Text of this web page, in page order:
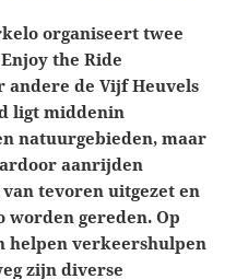
organiseert twee
the Ride
de Vijf Heuvels
ligt middenin
natuurgebieden, maar
aanrijden
tevoren uitgezet en
gereden. Op
helpen verkeershulpen
zijn diverse